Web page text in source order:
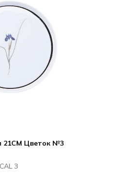
21CM Цветок №3
3